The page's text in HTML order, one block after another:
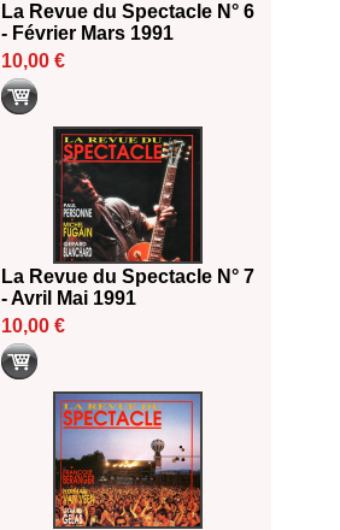
La Revue du Spectacle N° 6
- Février Mars 1991
10,00 €
La Revue du Spectacle N° 7
- Avril Mai 1991
10,00 €